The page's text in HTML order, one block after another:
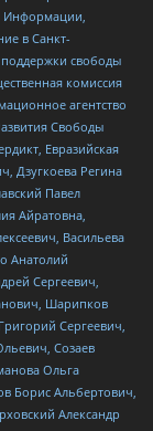
Информации,
в Санкт-
свободы
комиссия
агентство
Свободы
Евразийская
Дзугкоева Регина
Павел
Айратовна,
Васильева
Анатолий
Сергеевич,
Шарипков
Сергеевич,
Созаев
Ольга
Борис Альбертович,
Александр